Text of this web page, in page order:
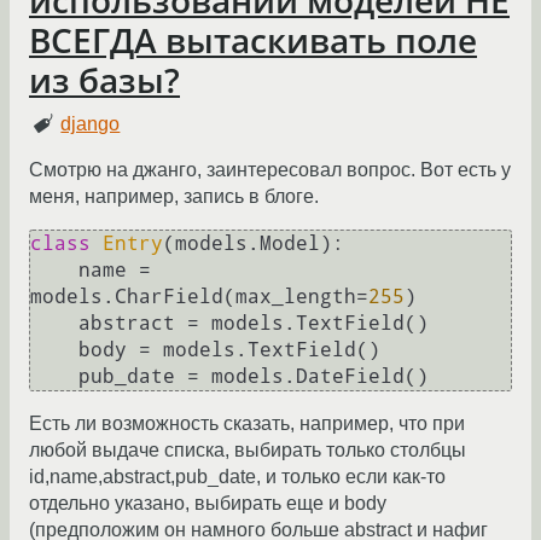
ВСЕГДА вытаскивать поле
из базы?
django
Смотрю на джанго, заинтересовал вопрос. Вот есть у
меня, например, запись в блоге.
class Entry(models.Model):
models.CharField(max_length=255)
    pub_date = models.DateField()
Есть ли возможность сказать, например, что при
любой выдаче списка, выбирать только столбцы
id,name,abstract,pub_date, и только если как-то
отдельно указано, выбирать еще и body
(предположим он намного больше abstract и нафиг